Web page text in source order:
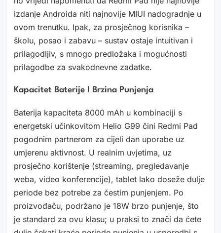
izdanje Androida niti najnovije MIUI nadogradnje u
ovom trenutku. Ipak, za prosječnog korisnika –
školu, posao i zabavu – sustav ostaje intuitivan i
prilagodljiv, s mnogo predložaka i mogućnosti
prilagodbe za svakodnevne zadatke.
Kapacitet Baterije I Brzina Punjenja
Baterija kapaciteta 8000 mAh u kombinaciji s
energetski učinkovitom Helio G99 čini Redmi Pad
pogodnim partnerom za cijeli dan uporabe uz
umjerenu aktivnost. U realnim uvjetima, uz
prosječno korištenje (streaming, pregledavanje
weba, video konferencije), tablet lako doseže dulje
periode bez potrebe za čestim punjenjem. Po
proizvođaču, podržano je 18W brzo punjenje, što
je standard za ovu klasu; u praksi to znači da ćete